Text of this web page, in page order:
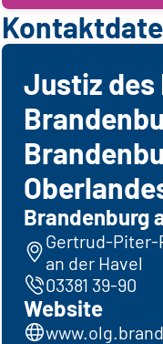
Justiz des
Brandenburg
Gertrud-Piter-
an der Havel
03381 39-90
Website